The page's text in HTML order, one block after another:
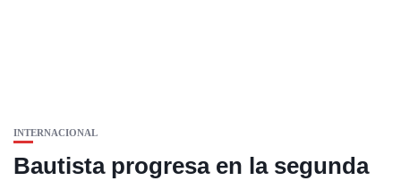
INTERNACIONAL
Bautista progresa en la segunda